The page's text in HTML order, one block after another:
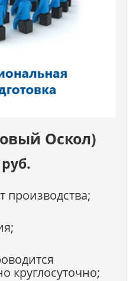
Оскол)
производства;
круглосуточно;